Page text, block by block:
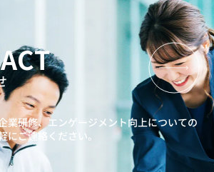
業研修、エンゲージメント向上についての
にご連絡ください。